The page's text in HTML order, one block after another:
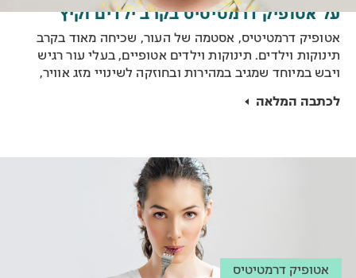
על אטופיק דרמטיטיס בקרב ילדים וקיץ
אטופיק דרמטיטיס, אסטמה של העור, שכיחה מאוד בקרב
תינוקות וילדים. תינוקות וילדים אטופיים, בעלי עור רגיש
ויבש במיוחד שמגיב במהירות ובחוזקה לשינויי מזג אוויר,
החם, מעניקים טיפים ועצות שיסייעו לסובלים הקטנים
לכתבה המלאה
אטופיק דרמטיטיס